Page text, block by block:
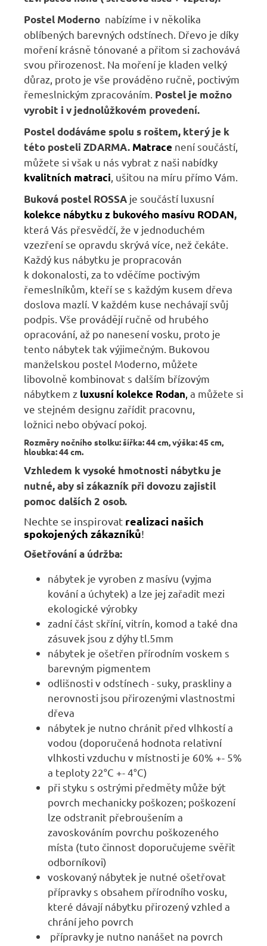
Postel Moderno nabízíme i v několika
oblíbených barevných odstínech. Dřevo je díky
moření krásně tónované a přitom si zachovává
svou přirozenost. Na moření je kladen velký
důraz, proto je vše prováděno ručně, poctivým
řemeslnickým zpracováním. Postel je možno
vyrobit i v jednolůžkovém provedení.
Postel dodáváme spolu s roštem, který je k
této posteli ZDARMA. Matrace není součástí,
můžete si však u nás vybrat z naši nabídky
kvalitních matraci , ušitou na míru přímo Vám.
Buková postel ROSSA je součástí luxusní
kolekce nábytku z bukového masívu RODAN,
která Vás přesvědčí, že v jednoduchém
vzezření se opravdu skrývá více, než čekáte.
Každý kus nábytku je propracován
k dokonalosti, za to vděčíme poctivým
řemeslníkům, kteří se s každým kusem dřeva
doslova mazlí. V každém kuse nechávají svůj
podpis. Vše provádějí ručně od hrubého
opracování, až po nanesení vosku, proto je
tento nábytek tak výjimečným. Bukovou
manželskou postel Moderno, můžete
libovolně kombinovat s dalším břízovým
nábytkem z luxusní kolekce Rodan a můžete si
ve stejném designu zařídit pracovnu,
ložnici nebo obývací pokoj.
Rozměry nočního stolku:šířka: 44 cm, výška: 45 cm,
hloubka: 44 cm.
Vzhledem k vysoké hmotnosti nábytku je
nutné, aby si zákazník při dovozu zajistil
pomoc dalších 2 osob.
Nechte se inspirovat realizaci našich
spokojených zákazníků!
Ošetřování a údržba:
nábytek je vyroben z masívu (vyjma
kování a úchytek) a lze jej zařadit mezi
ekologické výrobky
zadní část skříní, vitrín, komod a také dna
zásuvek jsou z dýhy tl.5mm
nábytek je ošetřen přírodním voskem s
barevným pigmentem
odlišnosti v odstínech - suky, praskliny a
nerovnosti jsou přirozenými vlastnostmi
dřeva
nábytek je nutno chránit před vlhkostí a
vodou (doporučená hodnota relativní
vlhkosti vzduchu v místnosti je 60% +- 5%
a teploty 22°C +- 4°C)
při styku s ostrými předměty může být
povrch mechanicky poškozen; poškození
lze odstranit přebroušením a
zavoskováním povrchu poškozeného
místa (tuto činnost doporučujeme svěřit
odborníkovi)
voskovaný nábytek je nutné ošetřovat
přípravky s obsahem přírodního vosku,
které dávají nábytku přirozený vzhled a
chrání jeho povrch
přípravky je nutno nanášet na povrch